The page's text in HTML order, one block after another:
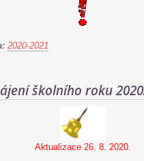
2020-2021
školního roku
Aktualizace 26. 8. 2020.